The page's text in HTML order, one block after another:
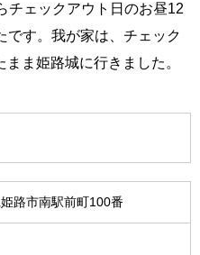
チェックアウト日のお昼12
です。我が家は、チェック
ま姫路城に行きました。
路市南駅前町100番